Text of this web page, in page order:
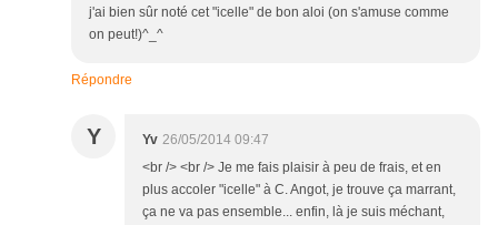
j'ai bien sûr noté cet "icelle" de bon aloi (on s'amuse comme
on peut!)^_^
Répondre
Y Yv 26/05/2014 09:47
<br /> <br /> Je me fais plaisir à peu de frais, et en
plus accoler "icelle" à C. Angot, je trouve ça marrant,
ça ne va pas ensemble... enfin, là je suis méchant,